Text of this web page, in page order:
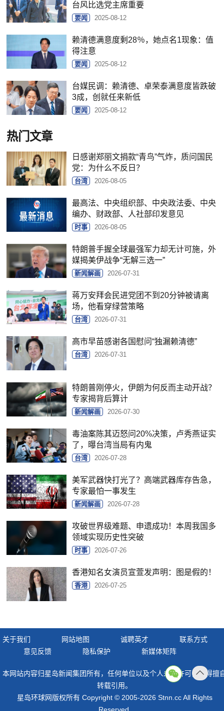
台风比选党主席重要
要闻 2025-08-12
赖清德满意度剩28％，她点名1现象：值
得注意
要闻 2025-08-12
台媒民调：赖清德、卓荣泰满意度皆跌破
3成，创就任来新低
要闻 2025-08-12
热门文章
日感谢郑丽文捐款“青鸟”气炸，质问国民
党：为什么不反日？
台湾 2026-08-05
最高法、中央组织部、中央政法委、中央
编办、财政部、人社部印发意见
时事 2026-08-05
特朗普手握全球最强军力却无计可施，外
媒揭美伊战争“无解三选一”
新闻解画 2026-07-31
蒋万安拜会民进党团不到20分钟被请离
场，他看穿绿营策略
台湾 2026-07-31
高市早苗感谢各国慰问“独漏赖清德”
台湾 2026-07-31
特朗普刚停火，伊朗为何反而主动开战？
专家揭背后算计
新闻解画 2026-07-30
毒油案陈其迈怒问20%决策，卢秀燕证实
了，曝台湾当局有内鬼
台湾 2026-07-28
美军武器快打光了？高端武器库存告急，
专家最怕一事发生
新闻解画 2026-07-28
攻破世界级难题、申遗成功！本周我国多
领域实现历史性突破
时事 2026-07-26
香港知名女演员宣萱发声明：图是假的！
香港 2026-07-25
关于我们 网站地图 诚聘英才
联系方式
意见反馈
隐私保护 新媒体矩阵
本网站内容归星岛新闻集团所有，任何单位以及个人未经许可，不得擅
转载引用。
星岛环球网版权所有 Copyright © 2005-2026 Stnn.cc All Rights
顶部